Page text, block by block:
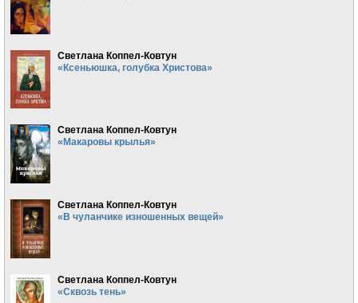
Светлана Коппел-Ковтун
«Ксеньюшка, голубка Христова»
Светлана Коппел-Ковтун
«Макаровы крылья»
Светлана Коппел-Ковтун
«В чуланчике изношенных вещей»
Светлана Коппел-Ковтун
«Сквозь тень»